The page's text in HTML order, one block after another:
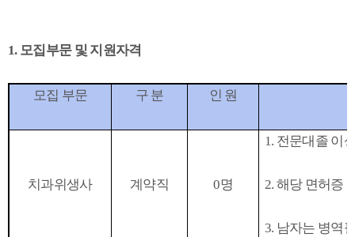
1. 모집부문 및 지원자격
모집 부문 구 분 인 원
치과위생사 계약직 0명
1. 전문대졸 이
2. 해당 면허증
3. 남자는 병역